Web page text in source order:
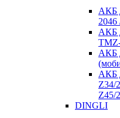
АКБ
2046
АКБ
АКБ
АКБ
Z34/
Z45/
DINGLI